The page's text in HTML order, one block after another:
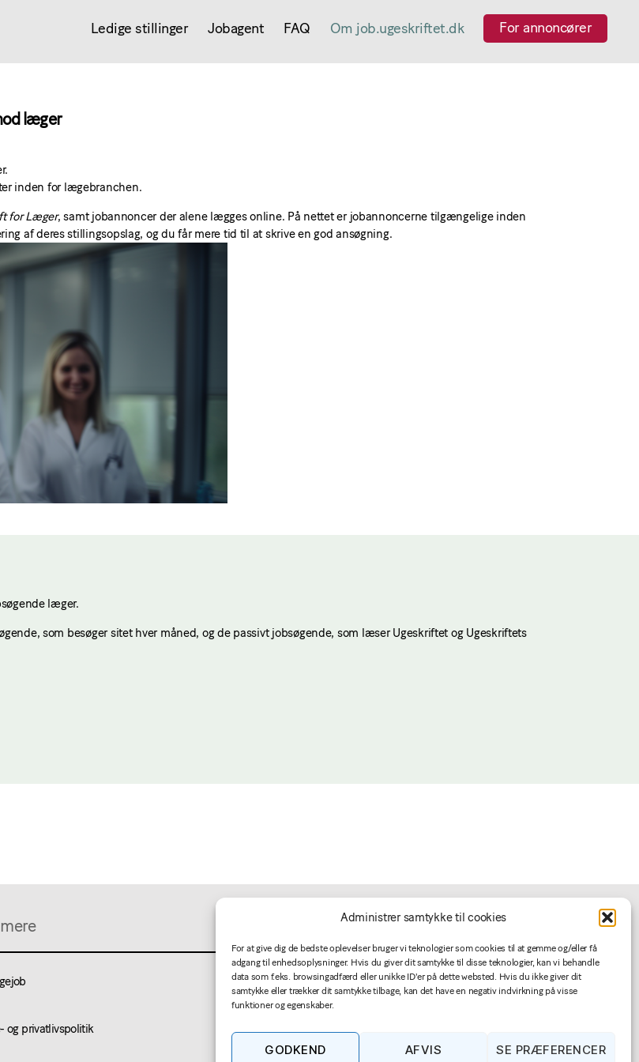
Administrer samtykke til cookies
For at give dig de bedste oplevelser bruger vi teknologier som cookies til at gemme og/eller få
adgang til enhedsoplysninger. Hvis du giver dit samtykke til disse teknologier, kan vi behandle
data som f.eks. browsingadfærd eller unikke ID'er på dette websted. Hvis du ikke giver dit
samtykke eller trækker dit samtykke tilbage, kan det have en negativ indvirkning på visse
funktioner og egenskaber.
GODKEND AFVIS SE PRÆFERENCER
Ledige stillinger Jobagent FAQ Om job.ugeskriftet.dk For annoncører
læger
inden for lægebranchen.
for Læger, samt jobannoncer der alene lægges online. På nettet er jobannoncerne tilgængelige inden
af deres stillingsopslag, og du får mere tid til at skrive en god ansøgning.
læger.
som besøger sitet hver måned, og de passivt jobsøgende, som læser Ugeskriftet og Ugeskriftets
og privatlivspolitik
For annoncører
Jobannoncering
Betingelser